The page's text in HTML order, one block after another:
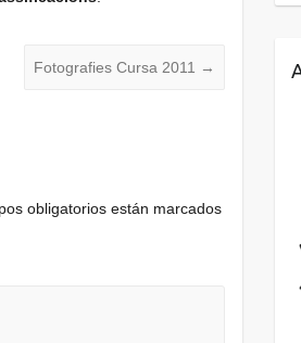
Fotografies Cursa 2011 →
obligatorios están marcados